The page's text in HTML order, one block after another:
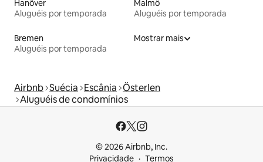
Hanôver
Aluguéis por temporada
Malmö
Aluguéis por temporada
Bremen
Aluguéis por temporada
Mostrar mais
Airbnb Suécia Escânia Österlen
Aluguéis de condomínios
© 2026 Airbnb, Inc.
Privacidade
Termos